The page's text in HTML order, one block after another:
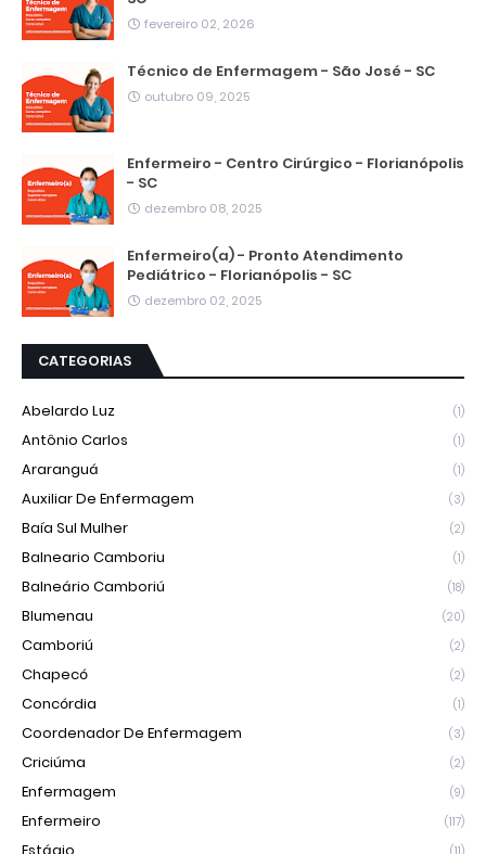
fevereiro 02, 2026
Técnico de Enfermagem - São José - SC
outubro 09, 2025
Enfermeiro - Centro Cirúrgico - Florianópolis
- SC
dezembro 08, 2025
Enfermeiro(a) - Pronto Atendimento
Pediátrico - Florianópolis - SC
dezembro 02, 2025
CATEGORIAS
Abelardo Luz (1)
Antônio Carlos (1)
Araranguá (1)
Auxiliar De Enfermagem (3)
Baía Sul Mulher (2)
Balneario Camboriu (1)
Balneário Camboriú (18)
Blumenau (20)
Camboriú (2)
Chapecó (2)
Concórdia (1)
Coordenador De Enfermagem (3)
Criciúma (2)
Enfermagem (9)
Enfermeiro (117)